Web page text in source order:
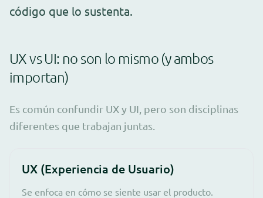
código que lo sustenta.
UX vs UI: no son lo mismo (y ambos
importan)
Es común confundir UX y UI, pero son disciplinas
diferentes que trabajan juntas.
UX (Experiencia de Usuario)
Se enfoca en cómo se siente usar el producto.